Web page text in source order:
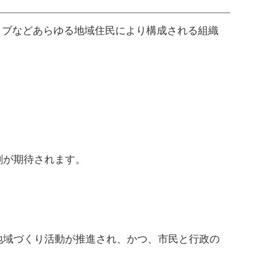
などあらゆる地域住民により構成される組織
期待されます。
づくり活動が推進され、かつ、市民と行政の